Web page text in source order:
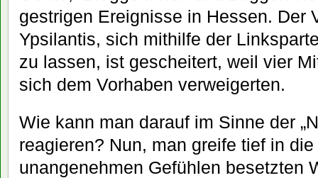
gestrigen Ereignisse in Hessen. Der
Ypsilantis, sich mithilfe der
zu lassen, ist gescheitert, weil vier
sich dem Vorhaben verweigerten.
Wie kann man darauf im Sinne der
reagieren? Nun, man greife tief in
unangenehmen Gefühlen besetzten